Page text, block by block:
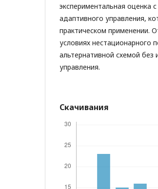
экспериментальная оценка
адаптивного управления,
практическом применении.
условиях нестационарного
альтернативной схемой без
управления.
Скачивания